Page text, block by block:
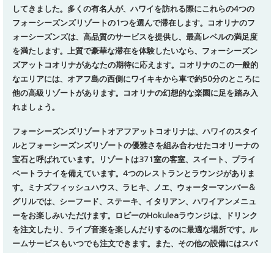
してきました。 多くの有名人が、ハワイを訪れる際にこれらの4つの
フォーシーズンズリゾートの1つを選んで滞在します。
コオリナのフ
ォーシーズンズは、高品質のサービスを提供し、最高レベルの満足度
を満たします。
上質で豪華な滞在を体験したいなら、フォーシーズン
ズアットコオリナがあなたの期待に応えます。
コオリナのこの一般的
なエリアには、オアフ島の西側にワイキキから車で約50分のところに
他の高級リゾートがあります。
コオリナの幻想的な楽園に足を踏み入
れましょう。
フォーシーズンズリゾートオアフアットコオリナは、ハワイのスタイ
ルとフォーシーズンズリゾートの優雅さを組み合わせたコオリーナの
宝石と呼ばれています。
リゾートは371室の客室、スイート、プライ
ベートラナイを備えています。 4つのレストランとラウンジがありま
す。
ミナズフィッシュハウス、ラヒキ、ノエ、ウォーターマンバー＆
グリルでは、シーフード、ステーキ、イタリアン、ハワイアンメニュ
ーをお楽しみいただけます。
ロビーのHokuleaラウンジは、ドリンク
を注文したり、ライブ音楽を楽しんだりするのに最適な場所です。 ル
ームサービスもいつでも注文できます。
また、その他の設備にはスパ